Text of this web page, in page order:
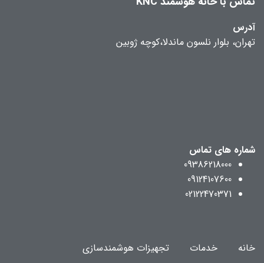
آدرس
تهران، بلوار نلسون ماندلا،کوچه ژوبین
شماره های تماس
09386218000
09124107600
02122470371
خانه خدمات تجهیزات هوشمندسازی